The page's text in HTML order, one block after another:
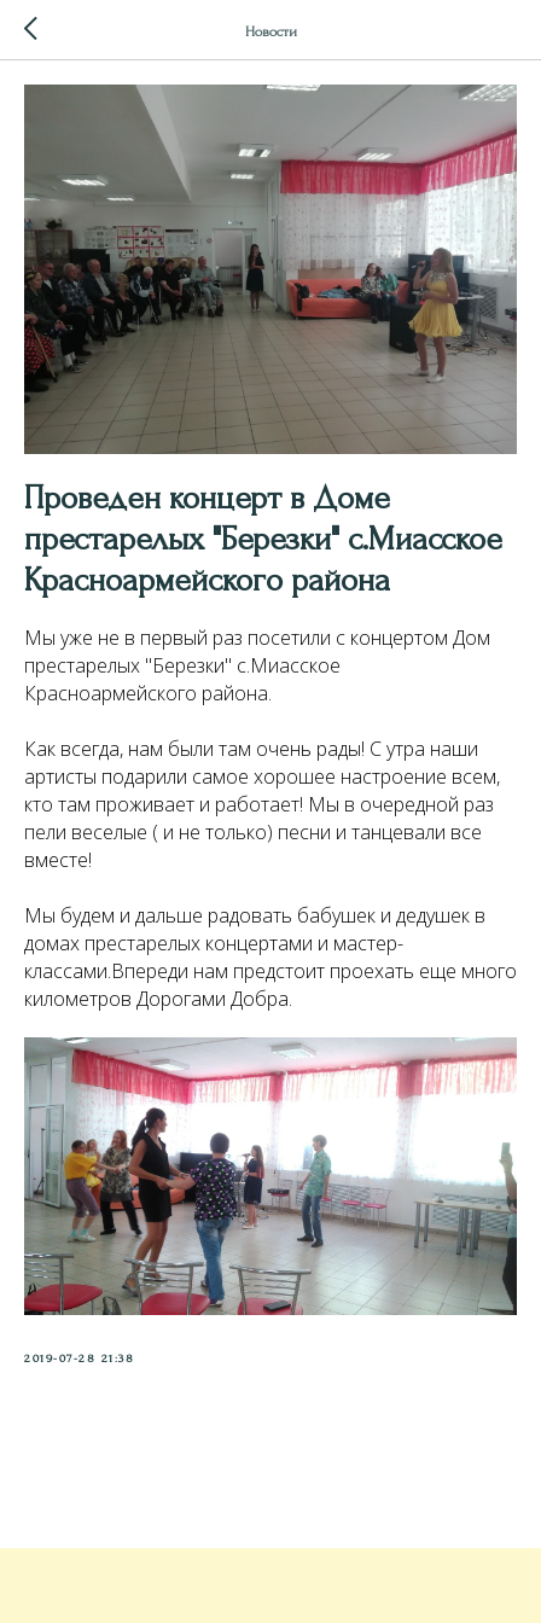
Новости
Проведен концерт в Доме
престарелых "Березки" с.Миасское
Красноармейского района
Мы уже не в первый раз посетили с концертом Дом
престарелых "Березки" с.Миасское
Красноармейского района.
Как всегда, нам были там очень рады! С утра наши
артисты подарили самое хорошее настроение всем,
кто там проживает и работает! Мы в очередной раз
пели веселые ( и не только) песни и танцевали все
вместе!
Мы будем и дальше радовать бабушек и дедушек в
домах престарелых концертами и мастер-
классами.Впереди нам предстоит проехать еще много
километров Дорогами Добра.
2019-07-28 21:38